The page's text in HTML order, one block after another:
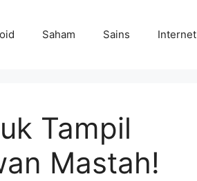
Saham Sains Internet
Tampil
Mastah!